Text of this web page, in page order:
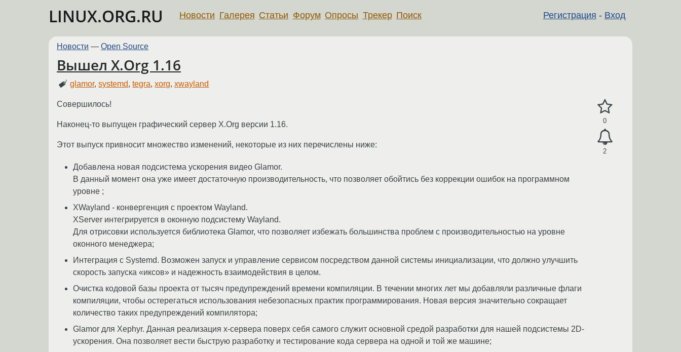
LINUX.ORG.RU Регистрация - Вход
Новости Галерея Статьи Форум Опросы Трекер Поиск
Новости — Open Source
Вышел X.Org 1.16
glamor,systemd,tegra,xorg,xwayland
0
2
Совершилось!
Наконец-то выпущен графический сервер X.Org версии 1.16.
Этот выпуск привносит множество изменений, некоторые из них перечислены ниже:
Добавлена новая подсистема ускорения видео Glamor.
В данный момент она уже имеет достаточную производительность, что позволяет обойтись без коррекции ошибок на программном
уровне ;
XWayland - конвергенция с проектом Wayland.
XServer интегрируется в оконную подсистему Wayland.
Для отрисовки используется библиотека Glamor, что позволяет избежать большинства проблем с производительностью на уровне
оконного менеджера;
Интеграция с Systemd. Возможен запуск и управление сервисом посредством данной системы инициализации, что должно улучшить
скорость запуска «иксов» и надежность взаимодействия в целом.
Очистка кодовой базы проекта от тысяч предупреждений времени компиляции. В течении многих лет мы добавляли различные флаги
компиляции, чтобы остерегаться использования небезопасных практик программирования. Новая версия значительно сокращает
количество таких предупреждений компилятора;
Glamor для Xephyr. Данная реализация x-сервера поверх себя самого служит основной средой разработки для нашей подсистемы 2D-
ускорения. Она позволяет вести быструю разработку и тестирование кода сервера на одной и той же машине;